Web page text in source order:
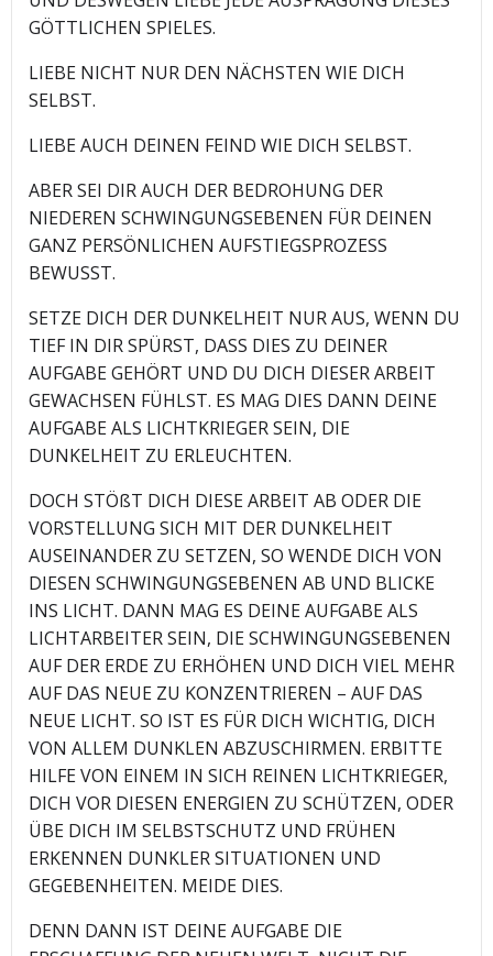
GÖTTLICHEN SPIELES.
LIEBE NICHT NUR DEN NÄCHSTEN WIE DICH
SELBST.
LIEBE AUCH DEINEN FEIND WIE DICH SELBST.
ABER SEI DIR AUCH DER BEDROHUNG DER
NIEDEREN SCHWINGUNGSEBENEN FÜR DEINEN
GANZ PERSÖNLICHEN AUFSTIEGSPROZESS
BEWUSST.
SETZE DICH DER DUNKELHEIT NUR AUS, WENN DU
TIEF IN DIR SPÜRST, DASS DIES ZU DEINER
AUFGABE GEHÖRT UND DU DICH DIESER ARBEIT
GEWACHSEN FÜHLST. ES MAG DIES DANN DEINE
AUFGABE ALS LICHTKRIEGER SEIN, DIE
DUNKELHEIT ZU ERLEUCHTEN.
DOCH STÖßT DICH DIESE ARBEIT AB ODER DIE
VORSTELLUNG SICH MIT DER DUNKELHEIT
AUSEINANDER ZU SETZEN, SO WENDE DICH VON
DIESEN SCHWINGUNGSEBENEN AB UND BLICKE
INS LICHT. DANN MAG ES DEINE AUFGABE ALS
LICHTARBEITER SEIN, DIE SCHWINGUNGSEBENEN
AUF DER ERDE ZU ERHÖHEN UND DICH VIEL MEHR
AUF DAS NEUE ZU KONZENTRIEREN – AUF DAS
NEUE LICHT. SO IST ES FÜR DICH WICHTIG, DICH
VON ALLEM DUNKLEN ABZUSCHIRMEN. ERBITTE
HILFE VON EINEM IN SICH REINEN LICHTKRIEGER,
DICH VOR DIESEN ENERGIEN ZU SCHÜTZEN, ODER
ÜBE DICH IM SELBSTSCHUTZ UND FRÜHEN
ERKENNEN DUNKLER SITUATIONEN UND
GEGEBENHEITEN. MEIDE DIES.
DENN DANN IST DEINE AUFGABE DIE